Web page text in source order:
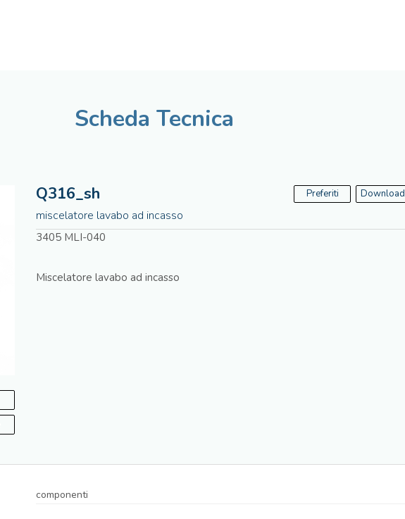
Scheda Tecnica
Q316_sh Preferiti Download
miscelatore lavabo ad incasso
3405 MLI-040
Miscelatore lavabo ad incasso
componenti